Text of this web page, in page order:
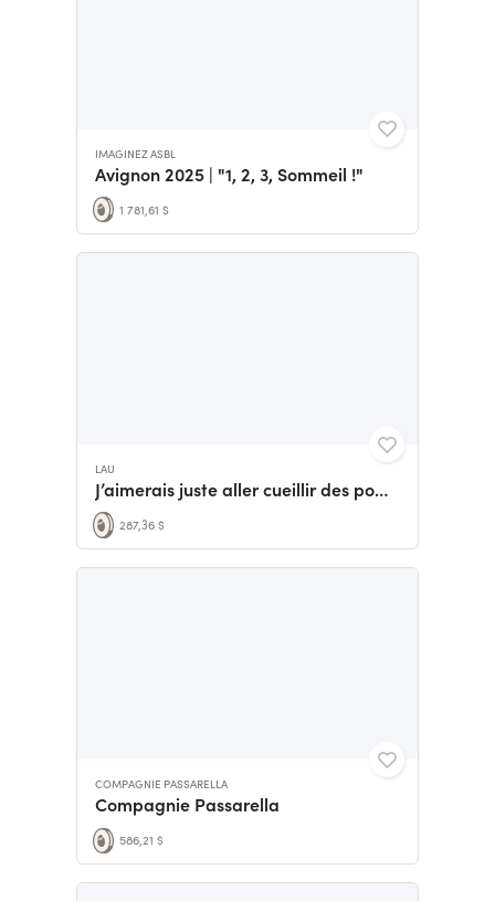
IMAGINEZ ASBL
Avignon 2025 | "1, 2, 3, Sommeil !"
1 781,61 $
LAU
J’aimerais juste aller cueillir des pommes
287,36 $
COMPAGNIE PASSARELLA
Compagnie Passarella
586,21 $